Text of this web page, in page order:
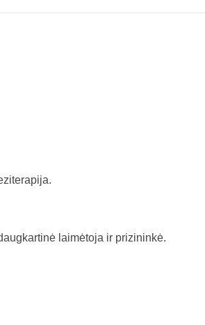
laimėtoja ir prizininkė.